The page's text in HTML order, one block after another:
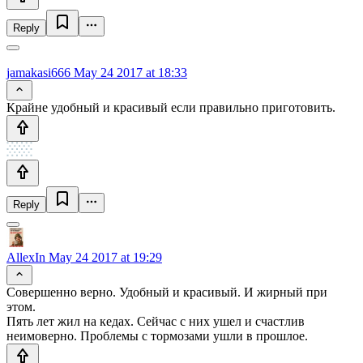
Reply
jamakasi666 May 24 2017 at 18:33
Крайне удобный и красивый если правильно приготовить.
Reply
AllexIn May 24 2017 at 19:29
Совершенно верно. Удобный и красивый. И жирный при
этом.
Пять лет жил на кедах. Сейчас с них ушел и счастлив
неимоверно. Проблемы с тормозами ушли в прошлое.